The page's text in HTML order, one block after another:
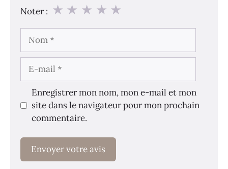
Noter : ★
★
★
★
★
mail
Enregistrer mon nom, mon e-mail et mon
site dans le navigateur pour mon prochain
commentaire.